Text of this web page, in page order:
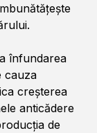
înfundarea
cauza
creșterea
anticădere
de